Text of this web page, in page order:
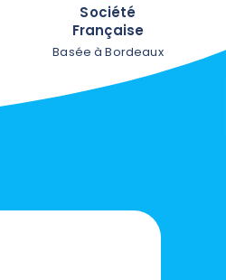
Société
Française
Basée à Bordeaux